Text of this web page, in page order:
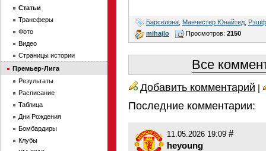
Барселона Манчестер Юнайтед
mihajlo
Просмотров: 2150
Все
Добавить комментарий |
Последние комментарии:
11.05.2026 19:09 #
heyoung
Статьи
Трансферы
Фото
Видео
Страницы истории
Премьер-Лига
Результаты
Расписание
Таблица
Дни Рождения
Бомбардиры
Клубы